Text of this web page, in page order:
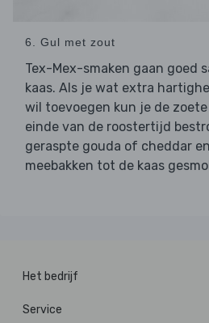
6. Gul met zout
Tex-Mex-smaken gaan goed
kaas. Als je wat extra
wil toevoegen kun je de
einde van de roostertijd
geraspte gouda of cheddar
meebakken tot de kaas
Het bedrijf
Service